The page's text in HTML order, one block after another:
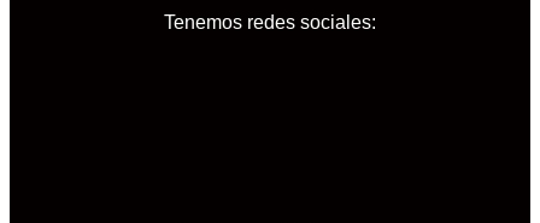
Tenemos redes sociales: